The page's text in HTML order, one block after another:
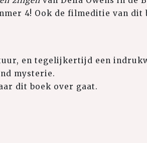
4! Ook de filmeditie van dit
en tegelijkertijd een
mysterie.
dit boek over gaat.